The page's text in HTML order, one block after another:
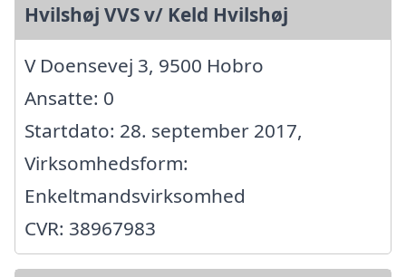
Hvilshøj VVS v/ Keld Hvilshøj
V Doensevej 3, 9500 Hobro
Ansatte: 0
Startdato: 28. september 2017,
Virksomhedsform:
Enkeltmandsvirksomhed
CVR: 38967983